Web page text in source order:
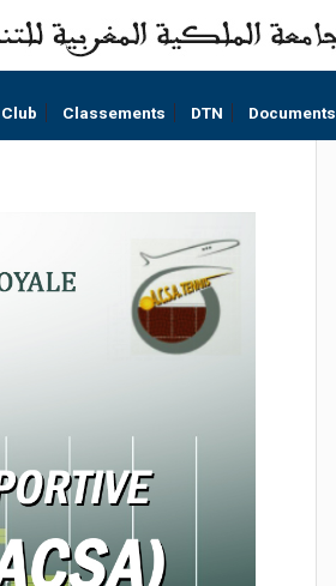
Club Classements DTN Documents